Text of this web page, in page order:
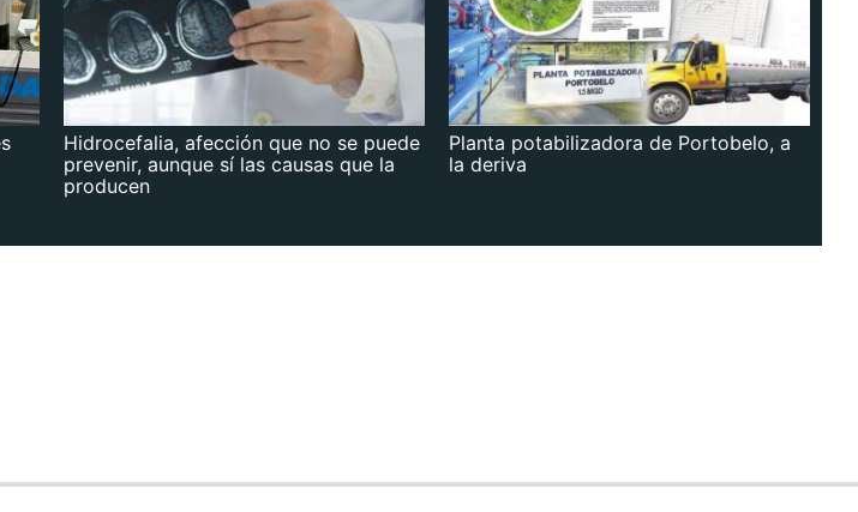
Hidrocefalia, afección que no se puede
prevenir, aunque sí las causas que la
producen
Planta potabilizadora de Portobelo, a
la deriva